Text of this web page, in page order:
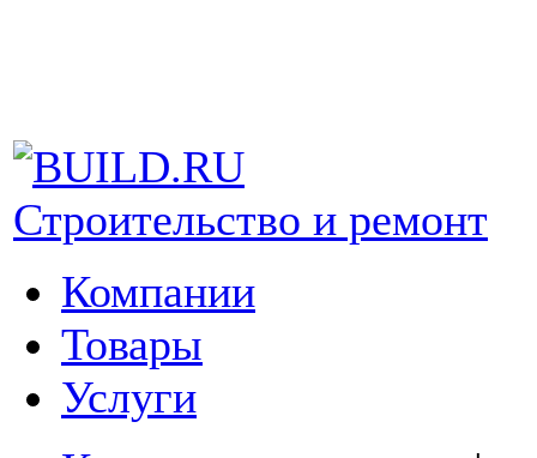
Строительство и ремонт
Компании
Товары
Услуги